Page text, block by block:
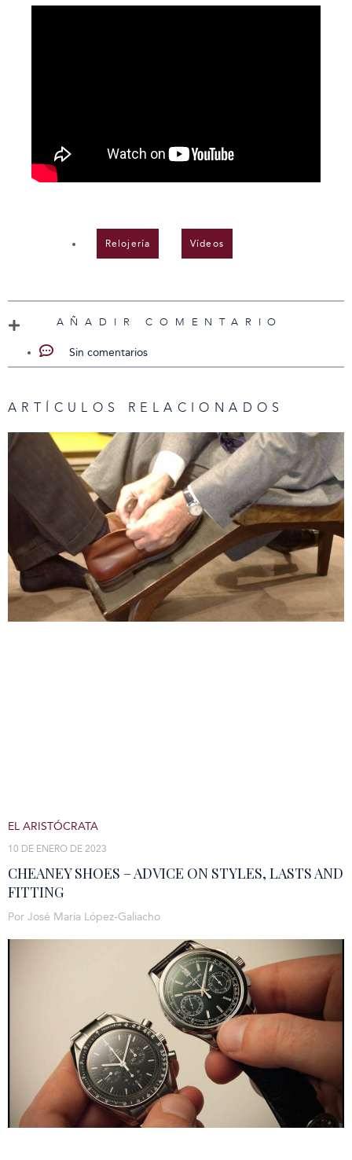
Relojería Vídeos
AÑADIR COMENTARIO
Sin comentarios
ARTÍCULOS RELACIONADOS
CHEANEY SHOES – ADVICE ON STYLES, LASTS AND
FITTING
10 DE ENERO DE 2023
EL ARISTÓCRATA
Por José María López-Galiacho